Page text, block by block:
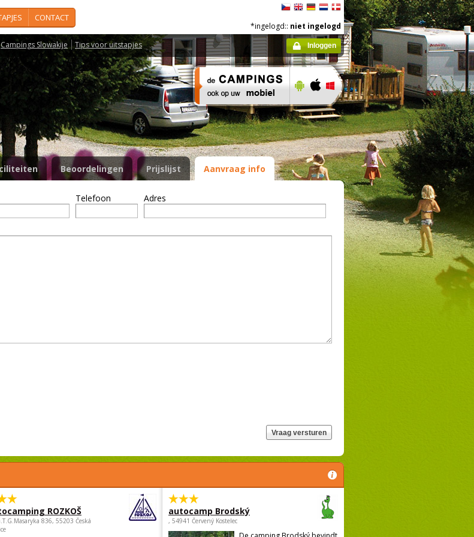
CONTACT
Campings Slowakije Tips voor uitstapjes
*ingelogd:: niet ingelogd
Inloggen
Beoordelingen Prijslijst Aanvraag info
Telefoon Adres
ROZKOŠ
836, 55203 Česká
autocamp Brodský
, 54941 Červený Kostelec